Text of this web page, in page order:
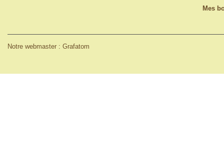
Notre webmaster : Grafatom
Mes